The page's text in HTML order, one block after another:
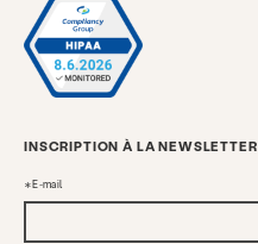
INSCRIPTION À LA NEWSLETTER
E-mail